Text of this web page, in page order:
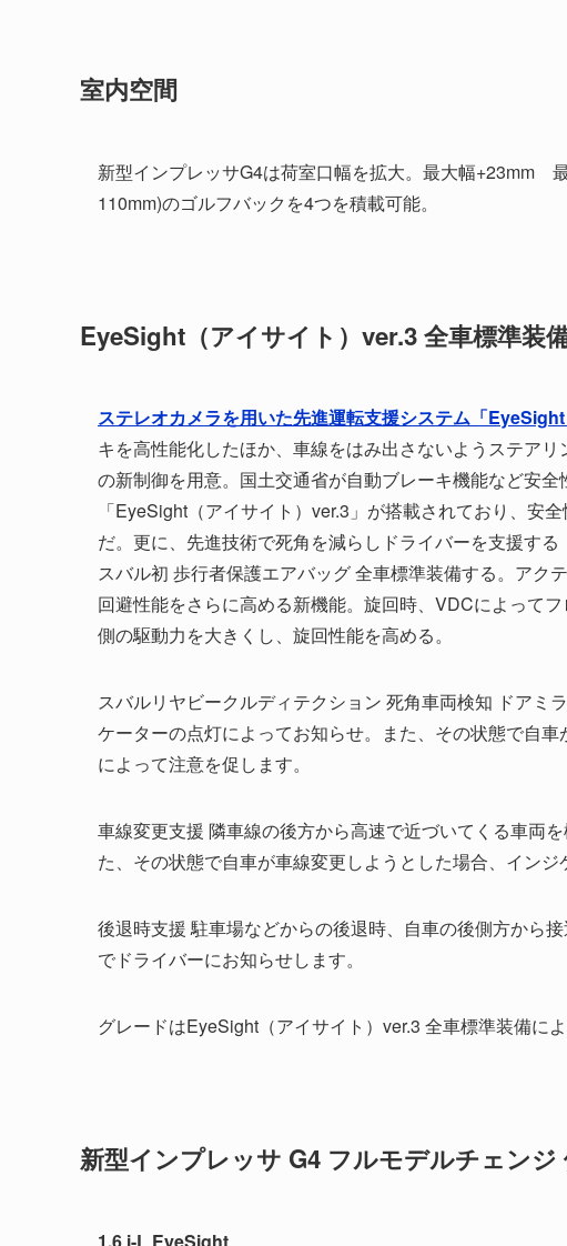
室内空間
新型インプレッサG4は荷室口幅を拡大。最大幅+23mm
110mm)のゴルフバックを4つを積載可能。
EyeSight（アイサイト）ver.3 全車標準装
ステレオカメラを用いた先進運転支援システム「EyeSight
キを高性能化したほか、車線をはみ出さないようステア
の新制御を用意。国土交通省が自動ブレーキ機能など安
「EyeSight（アイサイト）ver.3」が搭載されており、安
だ。更に、先進技術で死角を減らしドライバーを支援する
スバル初 歩行者保護エアバッグ 全車標準装備する。アク
回避性能をさらに高める新機能。旋回時、VDCによって
側の駆動力を大きくし、旋回性能を高める。
スバルリヤビークルディテクション 死角車両検知 ドアミ
ケーターの点灯によってお知らせ。また、その状態で自
によって注意を促します。
車線変更支援 隣車線の後方から高速で近づいてくる車両
た、その状態で自車が車線変更しようとした場合、インジ
後退時支援 駐車場などからの後退時、自車の後側方から
でドライバーにお知らせします。
グレードはEyeSight（アイサイト）ver.3 全車標準装備に
新型インプレッサ G4 フルモデルチェン
1.6 i-L EyeSight